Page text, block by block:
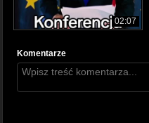
02:07
Komentarze